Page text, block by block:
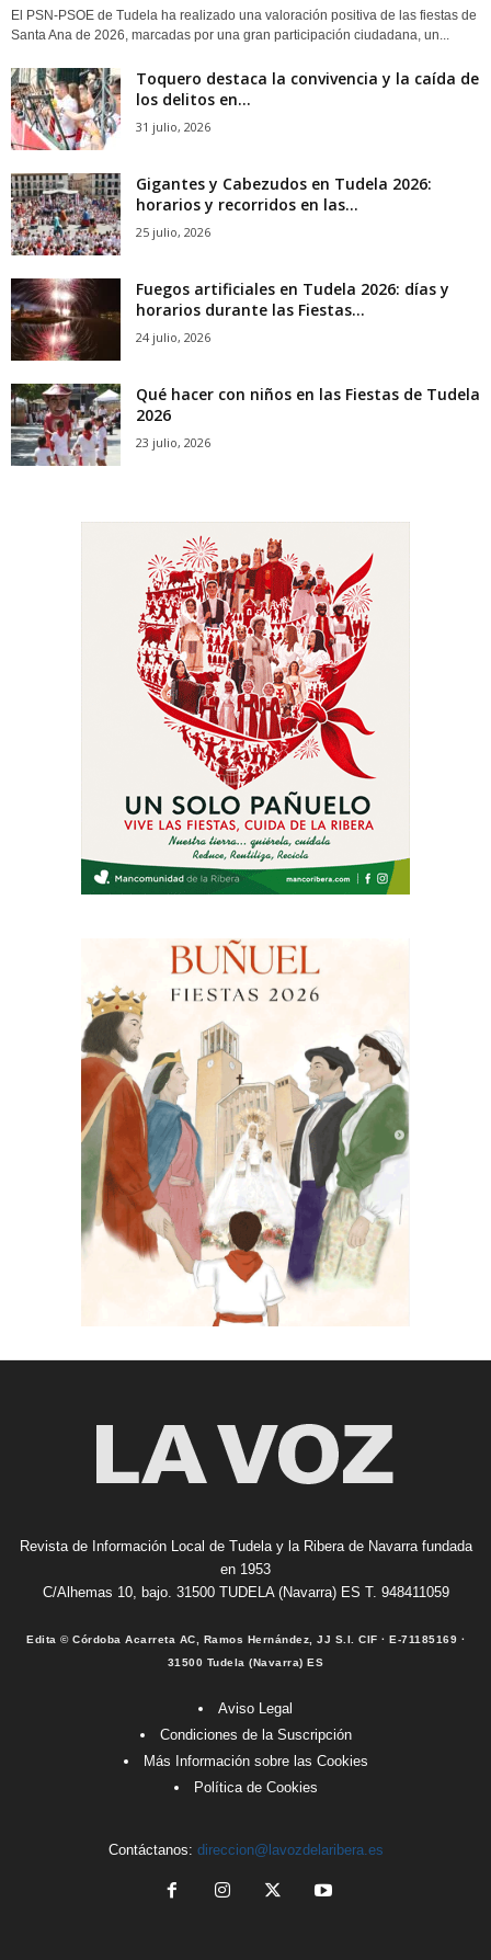
El PSN-PSOE de Tudela ha realizado una valoración positiva de las fiestas de
Santa Ana de 2026, marcadas por una gran participación ciudadana, un...
Toquero destaca la convivencia y la caída de
los delitos en...
31 julio, 2026
Gigantes y Cabezudos en Tudela 2026:
horarios y recorridos en las...
25 julio, 2026
Fuegos artificiales en Tudela 2026: días y
horarios durante las Fiestas...
24 julio, 2026
Qué hacer con niños en las Fiestas de Tudela
2026
23 julio, 2026
Revista de Información Local de Tudela y la Ribera de Navarra fundada
en 1953
C/Alhemas 10, bajo. 31500 TUDELA (Navarra) ES T. 948411059
Edita © Córdoba Acarreta AC, Ramos Hernández, JJ S.I. CIF · E-71185169 ·
31500 Tudela (Navarra) ES
Aviso Legal
Condiciones de la Suscripción
Más Información sobre las Cookies
Política de Cookies
Contáctanos: direccion@lavozdelaribera.es